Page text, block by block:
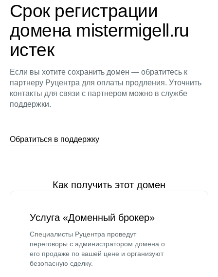
Срок регистрации
домена mistermigell.ru
истек
Если вы хотите сохранить домен — обратитесь к
партнеру Руцентра для оплаты продления. Уточнить
контакты для связи с партнером можно в службе
поддержки.
Обратиться в поддержку
Как получить этот домен
Услуга «Доменный брокер»
Специалисты Руцентра проведут
переговоры с администратором домена о
его продаже по вашей цене и организуют
безопасную сделку.